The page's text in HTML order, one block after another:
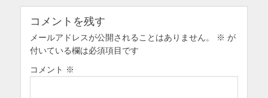
コメントを残す
メールアドレスが公開されることはありません。 ※ が
付いている欄は必須項目です
コメント ※